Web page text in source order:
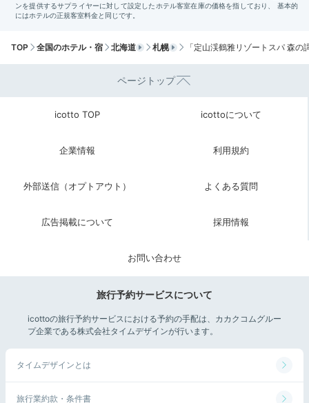
朝食ビュッフェ いくら 朝
朝食はレストランでいただくビュッフェです。炊きたて
、果物やジュースなどが勢揃い。日によっ
ては、鮮度抜群な“いくら”を楽しめますよ♩
minaxy3737
レストランで朝食ビュッフェに舌鼓。ダッチオーブンで
中の品揃えの良いメニューを味わい、朝から満腹になり
ました。
10:00
笑顔でチェックアウト
お土産選びも楽しい♡
TOP 全国のホテル・宿 北海道 札幌 「定山渓鶴雅リゾートスパ 森の
ページトップ
icotto TOP icottoについて
企業情報 利用規約
外部送信（オプトアウト） よくある質問
広告掲載について 採用情報
お問い合わせ
旅行予約サービスについて
icottoの旅行予約サービスにおける予約の手配は、カカクコムグルー
プ企業である株式会社タイムデザインが行います。
タイムデザインとは
旅行業約款・条件書